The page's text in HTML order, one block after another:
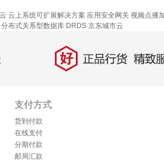
云上系统可扩展解决方案 应用安全网关 视频点播
分布式关系型数据库 DRDS 京东城市云
好 正品行货，精致服
支付方式
货到付款
在线支付
分期付款
邮局汇款